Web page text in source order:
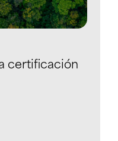
certificación